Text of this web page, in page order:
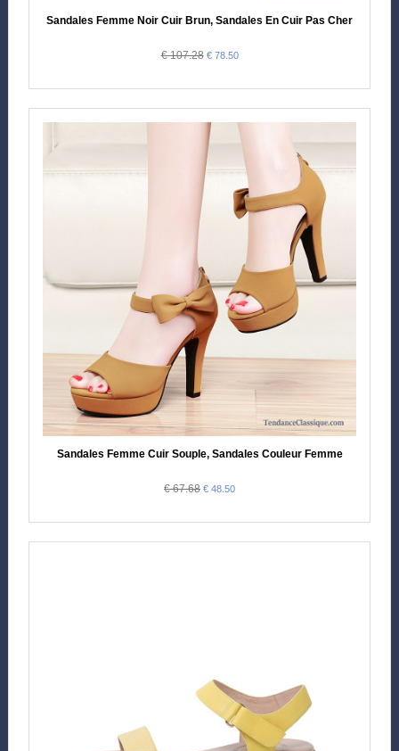
Sandales Femme Noir Cuir Brun, Sandales En Cuir Pas Cher
€ 107.28 € 78.50
Sandales Femme Cuir Souple, Sandales Couleur Femme
€ 67.68 € 48.50